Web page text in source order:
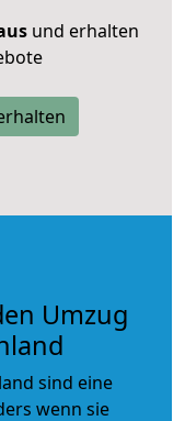
und erhalten
Umzug
sind eine
wenn sie